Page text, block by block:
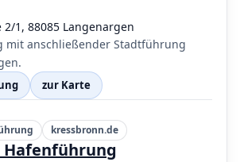
2/1, 88085 Langenargen
mit anschließender Stadtführung
zur Karte
kressbronn.de